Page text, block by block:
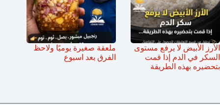
الأرز الأبيض لا يرفع مستوى
السكر في الدم إذا قمت
بتحضيره بهذه الطريقة
ملعقة صغيرة يوميًا ولاحظ
الفرق بعد اسبوع